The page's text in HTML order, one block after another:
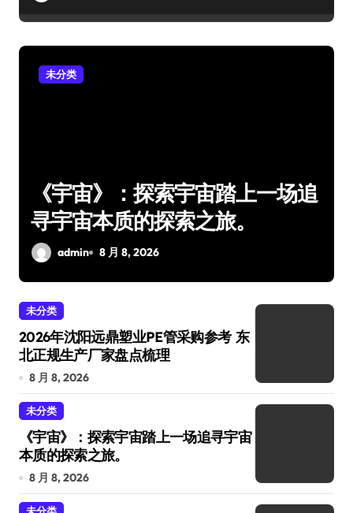
未分类
2026公钲评选行业内专业的评
选系统哪家强，公钲评选三大痛
点一次击穿
admin 8 月 8, 2026
未分类
2026年沈阳远鼎塑业PE管采购参考 东
北正规生产厂家盘点梳理
8 月 8, 2026
未分类
《宇宙》：探索宇宙踏上一场追寻宇宙
本质的探索之旅。
8 月 8, 2026